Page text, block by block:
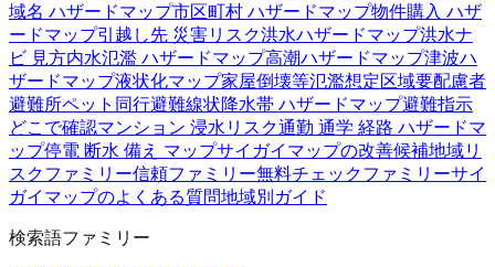
域名 ハザードマップ市区町村 ハザードマップ物件購入 ハザ
ードマップ引越し先 災害リスク洪水ハザードマップ洪水ナ
ビ 見方内水氾濫 ハザードマップ高潮ハザードマップ津波ハ
ザードマップ液状化マップ家屋倒壊等氾濫想定区域要配慮者
避難所ペット同行避難線状降水帯 ハザードマップ避難指示
どこで確認マンション 浸水リスク通勤 通学 経路 ハザードマ
ップ停電 断水 備え マップサイガイマップの改善候補地域リ
スクファミリー信頼ファミリー無料チェックファミリーサイ
ガイマップのよくある質問地域別ガイド
検索語ファミリー